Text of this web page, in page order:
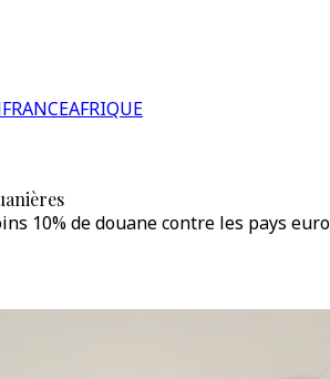
FRANCEAFRIQUE
10% de douane contre les pays